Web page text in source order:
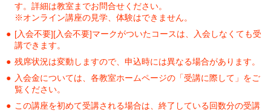
す。詳細は教室までお問合せください。
※オンライン講座の見学、体験はできません。
[入会不要][入会不要]マークがついたコースは、入会しなくても受
講できます。
残席状況は変動しますので、申込時には異なる場合があります。
入会金については、各教室ホームページの「受講に際して」をご
覧ください。
この講座を初めて受講される場合は、終了している回数分の受講